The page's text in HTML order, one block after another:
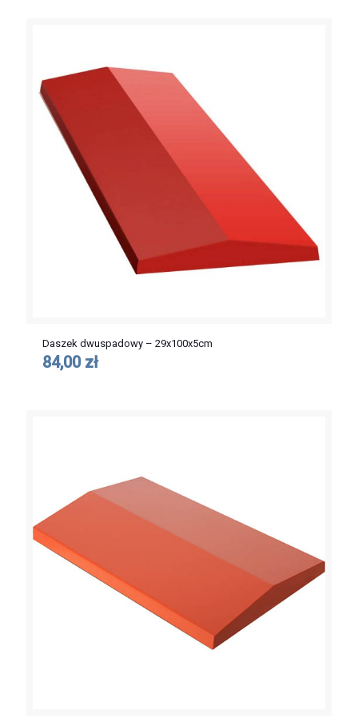
Daszek dwuspadowy – 29x100x5cm
84,00 zł